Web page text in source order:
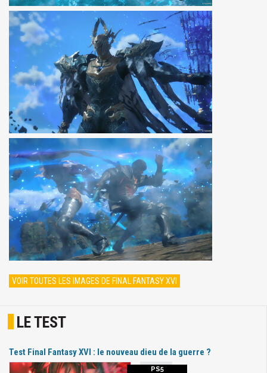
VOIR TOUTES LES IMAGES DE FINAL FANTASY XVI
LE TEST
Test Final Fantasy XVI : le nouveau dieu de la guerre ?